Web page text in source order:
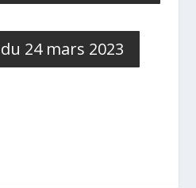
24 mars 2023